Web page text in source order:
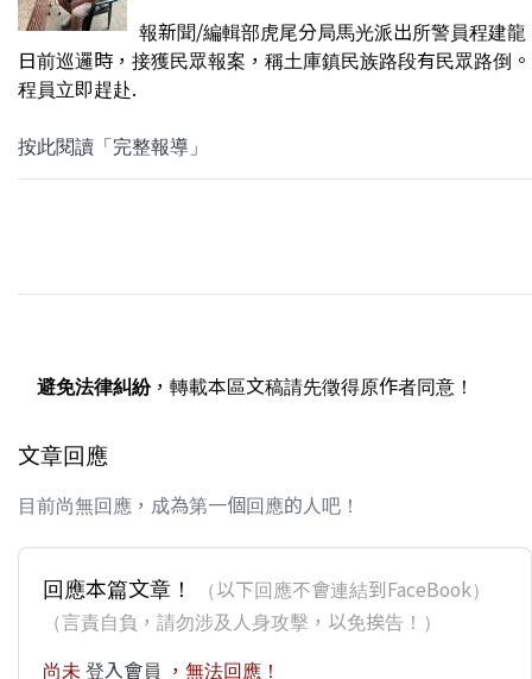
報新聞/編輯部虎尾分局馬光派出所警員程建龍
日前巡邏時，接獲民眾報案，稱土庫鎮民族路段有民眾路倒。
程員立即趕赴.
按此閱讀「完整報導」
避免法律糾紛，轉載本區文稿請先徵得原作者同意！
文章回應
目前尚無回應，成為第一個回應的人吧！
回應本篇文章！
（以下回應不會連結到FaceBook）
（言責自負，請勿涉及人身攻擊，以免挨告！）
尚未 登入會員 ，無法回應！